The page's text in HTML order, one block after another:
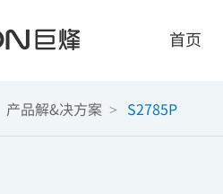
首页
产品解&决方案 > S2785P